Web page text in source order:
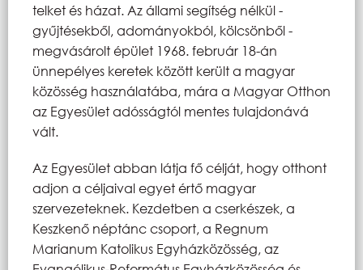
telket és házat. Az állami segítség nélkül -
gyűjtésekből, adományokból, kölcsönből -
megvásárolt épület 1968. február 18-án
ünnepélyes keretek között került a magyar
közösség használatába, mára a Magyar Otthon
az Egyesület adósságtól mentes tulajdonává
vált.
Az Egyesület abban látja fő célját, hogy otthont
adjon a céljaival egyet értő magyar
szervezeteknek. Kezdetben a cserkészek, a
Keszkenő néptánc csoport, a Regnum
Marianum Katolikus Egyházközösség, az